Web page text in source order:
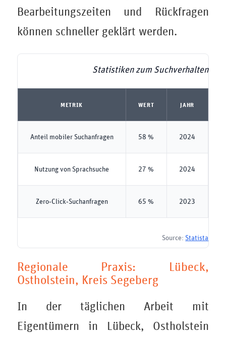
Bearbeitungszeiten und Rückfragen
können schneller geklärt werden.
Statistiken zum Suchverhalten
METRIK WERT JAHR
Anteil mobiler Suchanfragen 58 % 2024
Nutzung von Sprachsuche 27 % 2024
Zero‑Click‑Suchanfragen 65 % 2023
Source: Statista
Regionale Praxis: Lübeck,
Ostholstein, Kreis Segeberg
In der täglichen Arbeit mit
Eigentümern in Lübeck, Ostholstein